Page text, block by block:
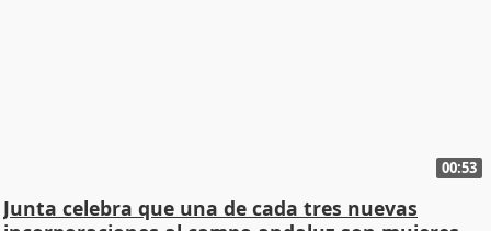
00:53
Junta celebra que una de cada tres nuevas